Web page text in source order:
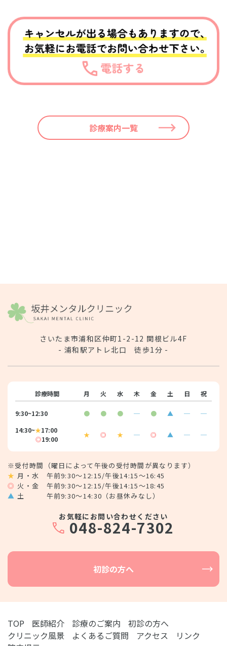
診療案内一覧
さいたま市浦和区仲町1-2-12 関根ビル4F
- 浦和駅アトレ北口 徒歩1分 -
診療時間 月 火 水 木 金 土 日 祝
9:30~12:30 ● ● ● ─ ● ▲ ─
─
14:30~★17:00
◎19:00
★ ◎ ★ ─ ◎ ▲ ─ ─
※受付時間（曜日によって午後の受付時間が異なります）
★ 月・水 午前9:30～12:15/午後14:15～16:45
◎ 火・金 午前9:30～12:15/午後14:15～18:45
▲ 土 午前9:30～14:30（お昼休みなし）
お気軽にお問い合わせください
048-824-7302
初診の方へ
TOP 医師紹介 診療のご案内
初診の方へ
クリニック風景
よくあるご質問 アクセス
リンク